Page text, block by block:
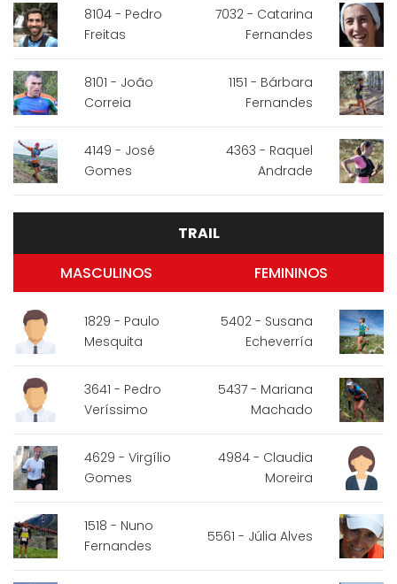
8104 - Pedro
Freitas
8101 - João
Correia
4149 - José
Gomes
7032 - Catarina
Fernandes
1151 - Bárbara
Fernandes
4363 - Raquel
Andrade
TRAIL
MASCULINOS
1829 - Paulo
Mesquita
3641 - Pedro
Veríssimo
4629 - Virgílio
Gomes
1518 - Nuno
Fernandes
FEMININOS
5402 - Susana
Echeverría
5437 - Mariana
Machado
4984 - Claudia
Moreira
5561 - Júlia Alves